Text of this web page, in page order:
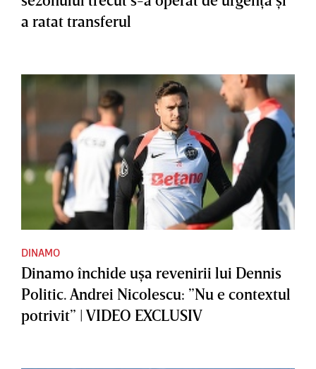
a ratat transferul
DINAMO
Dinamo închide uşa revenirii lui Dennis
Politic. Andrei Nicolescu: ”Nu e contextul
potrivit” | VIDEO EXCLUSIV